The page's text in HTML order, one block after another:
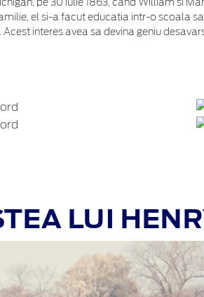
pe 30 iulie 1863, cand William si
el si-a facut educatia intr-o scoala
interes avea sa devina geniu
LUI